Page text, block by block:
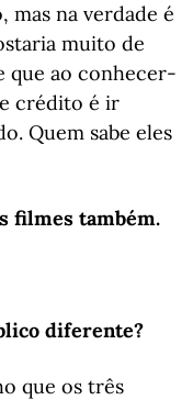
mas na verdade é
muito de
que ao conhecer-
crédito é ir
Quem sabe eles
filmes também.
diferente?
que os três